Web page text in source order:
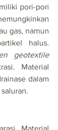
pori-pori
gas, namun
halus.
non woven geotextile
Material
dalam